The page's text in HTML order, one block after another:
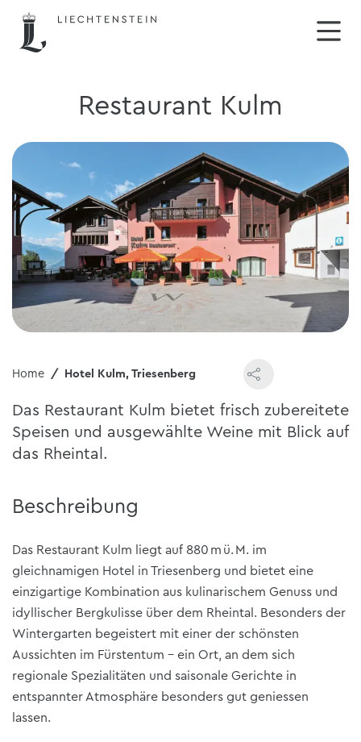
Restaurant Kulm
Home Hotel Kulm, Triesenberg
Das Restaurant Kulm bietet frisch zubereitete
Speisen und ausgewählte Weine mit Blick auf
das Rheintal.
Beschreibung
Das Restaurant Kulm liegt auf 880 m ü. M. im
gleichnamigen Hotel in Triesenberg und bietet eine
einzigartige Kombination aus kulinarischem Genuss und
idyllischer Bergkulisse über dem Rheintal. Besonders der
Wintergarten begeistert mit einer der schönsten
Aussichten im Fürstentum – ein Ort, an dem sich
regionale Spezialitäten und saisonale Gerichte in
entspannter Atmosphäre besonders gut geniessen
lassen.